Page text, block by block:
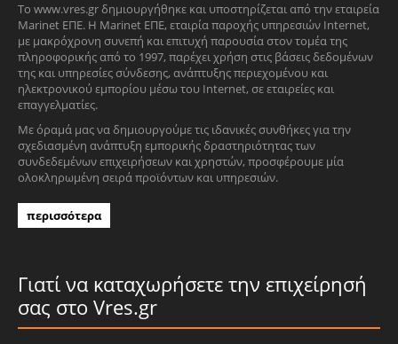
Το www.vres.gr δημιουργήθηκε και υποστηρίζεται από την εταιρεία
Marinet ΕΠΕ. Η Marinet ΕΠΕ, εταιρία παροχής υπηρεσιών Internet,
με μακρόχρονη συνεπή και επιτυχή παρουσία στον τομέα της
πληροφορικής από το 1997, παρέχει χρήση στις βάσεις δεδομένων
της και υπηρεσίες σύνδεσης, ανάπτυξης περιεχομένου και
ηλεκτρονικού εμπορίου μέσω του Internet, σε εταιρείες και
επαγγελματίες.
Με όραμά μας να δημιουργούμε τις ιδανικές συνθήκες για την
σχεδιασμένη ανάπτυξη εμπορικής δραστηριότητας των
συνδεδεμένων επιχειρήσεων και χρηστών, προσφέρουμε μία
ολοκληρωμένη σειρά προϊόντων και υπηρεσιών.
περισσότερα
Γιατί να καταχωρήσετε την επιχείρησή
σας στο Vres.gr